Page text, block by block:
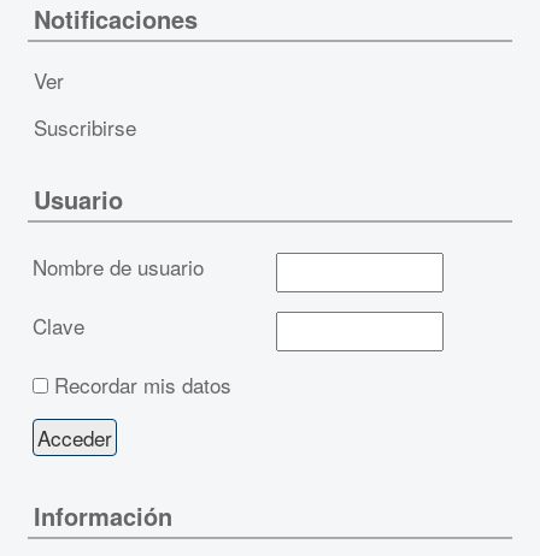
Notificaciones
Ver
Suscribirse
Usuario
Nombre de usuario
Clave
Recordar mis datos
Información